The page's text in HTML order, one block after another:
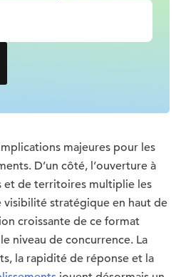
majeures pour les
D’un côté, l’ouverture à
et de territoires multiplie les
visibilité stratégique en haut de
croissante de ce format
niveau de concurrence. La
la rapidité de réponse et la